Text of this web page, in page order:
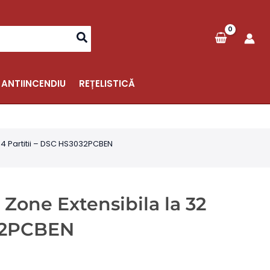
REȚELISTICĂ
– DSC HS3032PCBEN
Zone Extensibila la 32